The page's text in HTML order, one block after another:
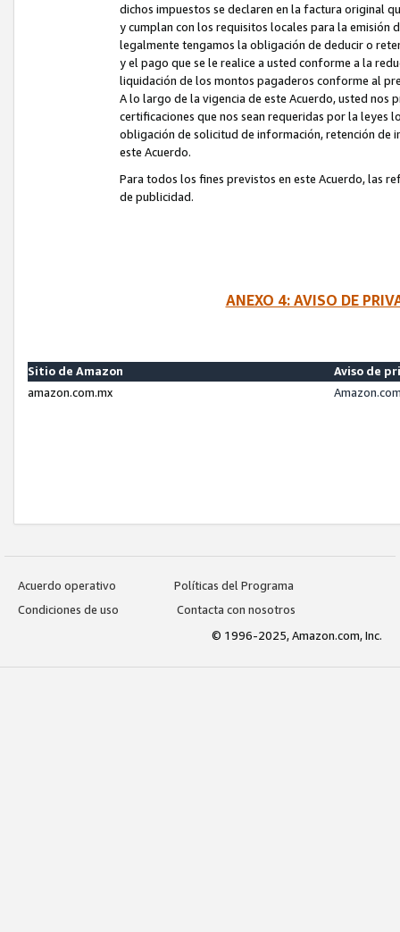
dichos impuestos se declaren en la factura original
y cumplan con los requisitos locales para la emisión
legalmente tengamos la obligación de deducir o
y el pago que se le realice a usted conforme a la
liquidación de los montos pagaderos conforme al
A lo largo de la vigencia de este Acuerdo, usted
certificaciones que nos sean requeridas por la leyes
obligación de solicitud de información, retención de
este Acuerdo.
Para todos los fines previstos en este Acuerdo, las
de publicidad.
ANEXO 4: AVISO DE
Sitio de Amazon
Aviso de
amazon.com.mx
Acuerdo operativo
Políticas del Programa
Condiciones de uso
Contacta con nosotros
© 1996-2025, Amazon.com, Inc.